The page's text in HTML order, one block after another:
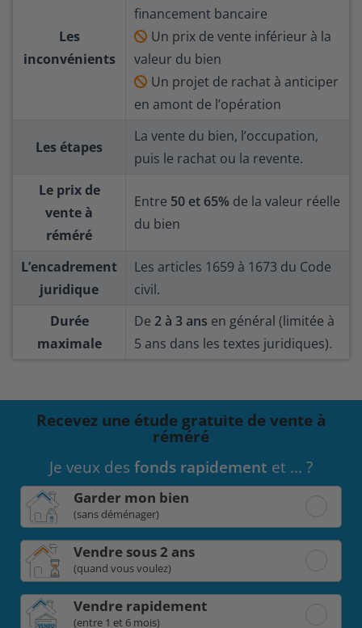
Les
inconvénients
financement bancaire
Un prix de vente inférieur à la
valeur du bien
Un projet de rachat à anticiper
en amont de l’opération
Les étapes
La vente du bien, l’occupation,
puis le rachat ou la revente.
Le prix de
vente à
réméré
Entre 50 et 65% de la valeur réelle
du bien
L’encadrement
juridique
Les articles 1659 à 1673 du Code
civil.
Durée
maximale
De 2 à 3 ans en général (limitée à
5 ans dans les textes juridiques).
Recevez une étude gratuite de vente à
réméré
Je veux des fonds rapidement et ... ?
Garder mon bien
(sans déménager)
Vendre sous 2 ans
(quand vous voulez)
Vendre rapidement
(entre 1 et 6 mois)